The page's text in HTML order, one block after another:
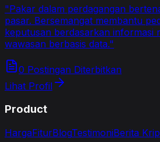
"Pakar dalam perdagangan
pasar. Bersemangat membantu
keputusan berdasarkan informasi
wawasan berbasis data."
0 Postingan Diterbitkan
Lihat Profil
Product
HargaFiturBlogTestimoniBerita